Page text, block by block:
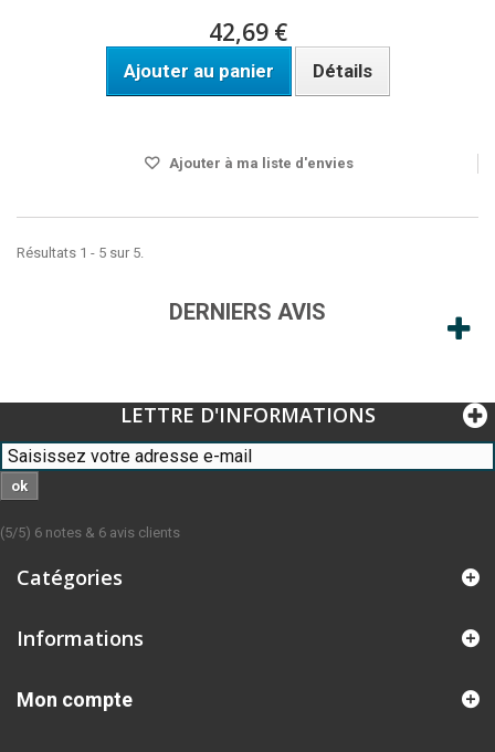
42,69 €
Ajouter au panier Détails
Ajouter à ma liste d'envies
Résultats 1 - 5 sur 5.
DERNIERS AVIS
LETTRE D'INFORMATIONS
ok
(5/5) 6 notes & 6 avis clients
Catégories
Informations
Mon compte